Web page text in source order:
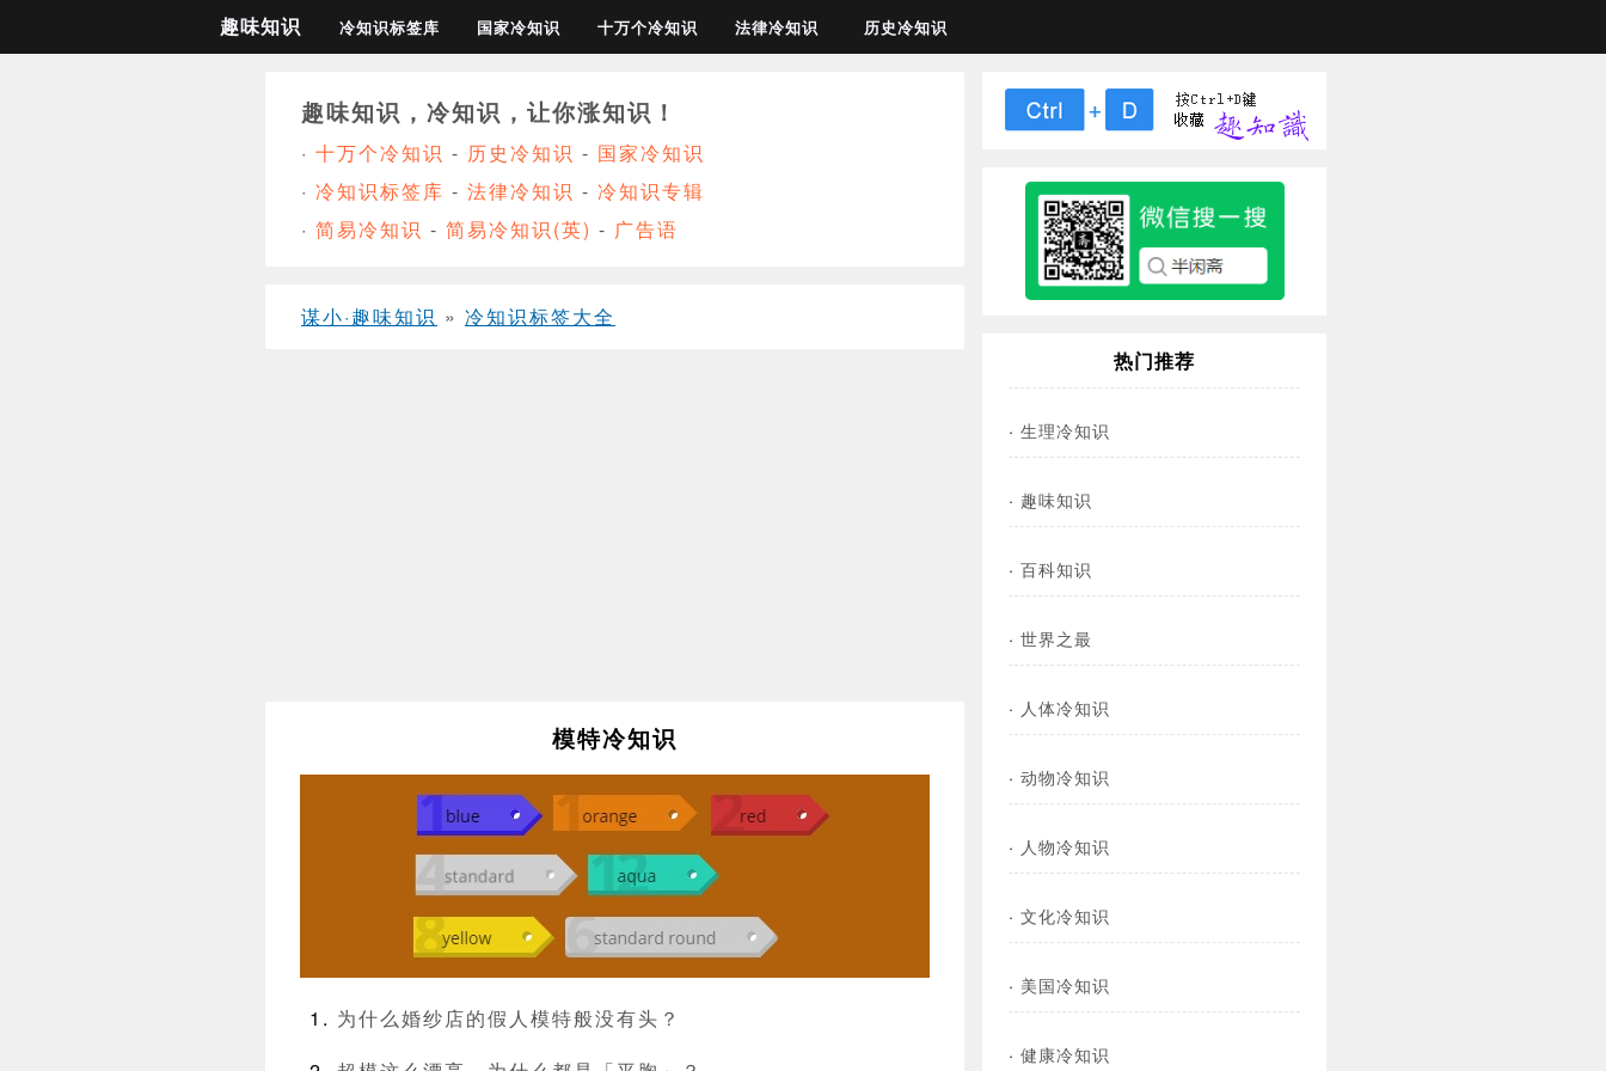
趣味知识 冷知识标签库 国家冷知识 十万个冷知识 法律冷知识 历史冷知识
趣味知识，冷知识，让你涨知识！
· 十万个冷知识 - 历史冷知识 - 国家冷知识
· 冷知识标签库 - 法律冷知识 - 冷知识专辑
· 简易冷知识 - 简易冷知识(英) - 广告语
谋小·趣味知识 » 冷知识标签大全
模特冷知识
为什么婚纱店的假人模特般没有头？
热门推荐
· 生理冷知识
· 趣味知识
· 百科知识
· 世界之最
· 人体冷知识
· 动物冷知识
· 人物冷知识
· 文化冷知识
· 美国冷知识
· 健康冷知识